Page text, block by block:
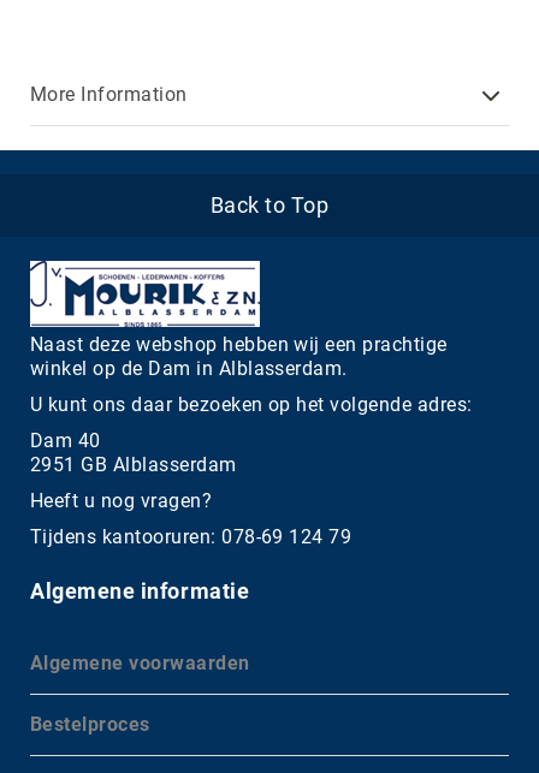
More Information
Back to Top
Naast deze webshop hebben wij een prachtige
winkel op de Dam in Alblasserdam.
U kunt ons daar bezoeken op het volgende adres:
Dam 40
2951 GB Alblasserdam
Heeft u nog vragen?
Tijdens kantooruren: 078-69 124 79
Algemene informatie
Algemene voorwaarden
Bestelproces